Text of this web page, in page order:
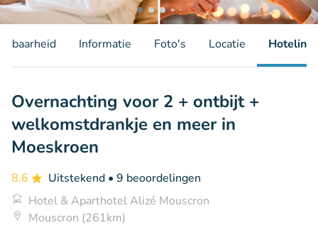
Informatie Foto's Locatie Hotelinfo
Overnachting voor 2 + ontbijt +
welkomstdrankje en meer in
Moeskroen
8.6 Uitstekend • 9 beoordelingen
Hotel & Aparthotel Alizé Mouscron
Mouscron (261km)